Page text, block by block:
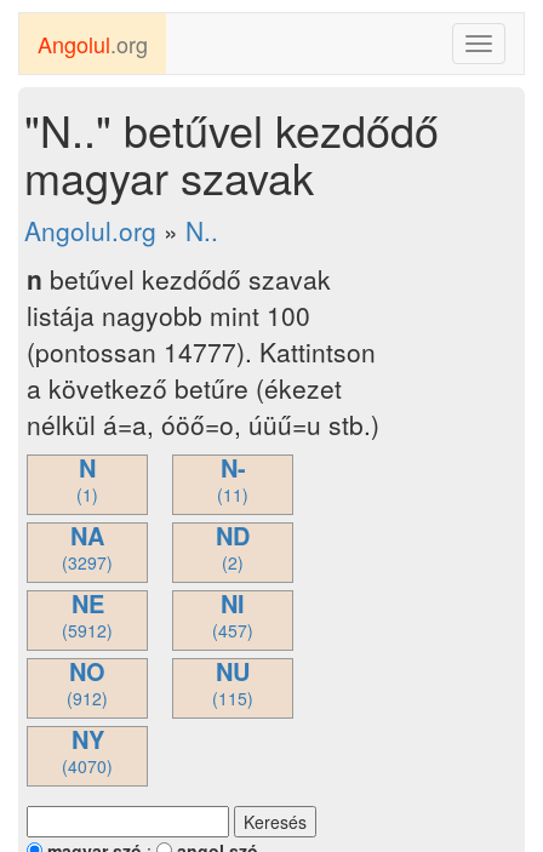
Toggle
Angolul.org
"N.." betűvel kezdődő
magyar szavak
Angolul.org » N..
n betűvel kezdődő szavak
listája nagyobb mint 100
(pontossan 14777). Kattintson
a következő betűre (ékezet
nélkül á=a, óöő=o, úüű=u stb.)
N
(1)
N-
(11)
NA
(3297)
ND
(2)
NE
(5912)
NI
(457)
NO
(912)
NU
(115)
NY
(4070)